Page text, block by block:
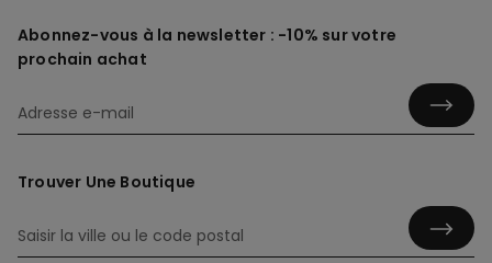
Abonnez-vous à la newsletter : -10% sur votre
prochain achat
Trouver Une Boutique